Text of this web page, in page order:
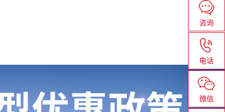
咨询
电话
微信